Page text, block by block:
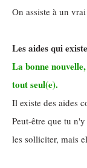
On assiste à un
Les aides qui
La bonne
tout seul(e).
Il existe des aides
Peut-être que tu
les solliciter, mais